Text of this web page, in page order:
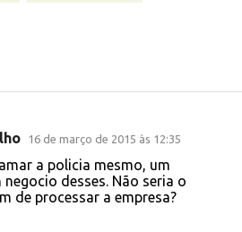
16 de março de 2015 às 12:35
a policia mesmo, um
desses. Não seria o
de processar a empresa?